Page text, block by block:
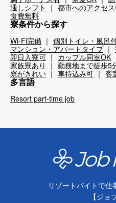
通しシフト
都市へのアクセ
食費無料
寮条件から探す
Wi-Fi完備 個別トイレ・風呂
マンション・アパートタイプ
即日入寮可
カップル同室OK
家族寮あり
勤務地まで徒歩5
寮がきれい
車持込み可 客
多言語
Resort part-time job
リゾートバイトで
【ジョ